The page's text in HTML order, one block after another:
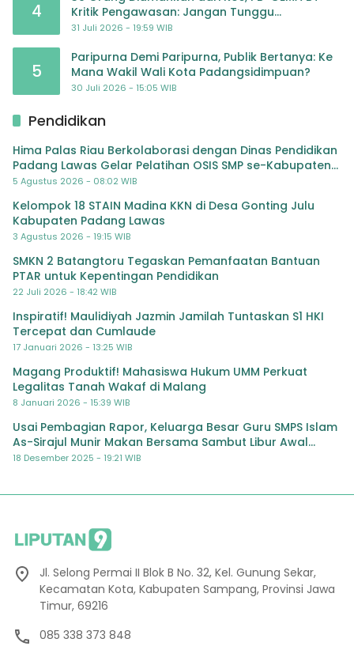
4
Kritik Pengawasan: Jangan Tunggu
Masyarakat Bergerak Baru Negara Bertindak
31 Juli 2026 - 19:59 WIB
5
Paripurna Demi Paripurna, Publik Bertanya: Ke
Mana Wakil Wali Kota Padangsidimpuan?
30 Juli 2026 - 15:05 WIB
Pendidikan
Hima Palas Riau Berkolaborasi dengan Dinas Pendidikan
Padang Lawas Gelar Pelatihan OSIS SMP se-Kabupaten
Padang Lawas
5 Agustus 2026 - 08:02 WIB
Kelompok 18 STAIN Madina KKN di Desa Gonting Julu
Kabupaten Padang Lawas
3 Agustus 2026 - 19:15 WIB
SMKN 2 Batangtoru Tegaskan Pemanfaatan Bantuan
PTAR untuk Kepentingan Pendidikan
22 Juli 2026 - 18:42 WIB
Inspiratif! Maulidiyah Jazmin Jamilah Tuntaskan S1 HKI
Tercepat dan Cumlaude
17 Januari 2026 - 13:25 WIB
Magang Produktif! Mahasiswa Hukum UMM Perkuat
Legalitas Tanah Wakaf di Malang
8 Januari 2026 - 15:39 WIB
Usai Pembagian Rapor, Keluarga Besar Guru SMPS Islam
As-Sirajul Munir Makan Bersama Sambut Libur Awal
Semester
18 Desember 2025 - 19:21 WIB
Jl. Selong Permai II Blok B No. 32, Kel. Gunung Sekar,
Kecamatan Kota, Kabupaten Sampang, Provinsi Jawa
Timur, 69216
085 338 373 848